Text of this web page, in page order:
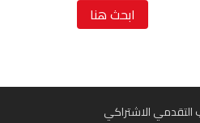
ابحث هنا
التقدمي الاشتراكي